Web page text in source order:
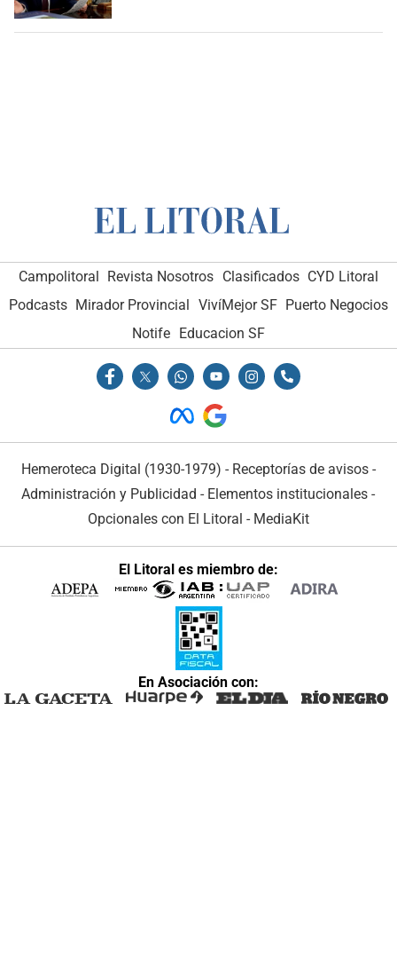
Campolitoral Revista Nosotros Clasificados CYD Litoral
Podcasts Mirador Provincial VivíMejor SF Puerto Negocios
Notife Educacion SF
Hemeroteca Digital (1930-1979) - Receptorías de avisos -
Administración y Publicidad - Elementos institucionales -
Opcionales con El Litoral - MediaKit
El Litoral es miembro de:
En Asociación con: